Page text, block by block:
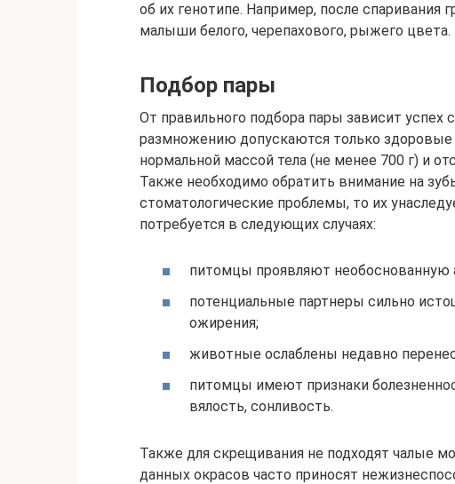
об их генотипе. Например, после спаривания
малыши белого, черепахового, рыжего цвета.
Подбор пары
От правильного подбора пары зависит
размножению допускаются только
нормальной массой тела (не менее 700 г) и
Также необходимо обратить внимание на
стоматологические проблемы, то их
потребуется в следующих случаях:
питомцы проявляют необоснованную
потенциальные партнеры сильно
ожирения;
животные ослаблены недавно
питомцы имеют признаки
вялость, сонливость.
Также для скрещивания не подходят чалые
данных окрасов часто приносят